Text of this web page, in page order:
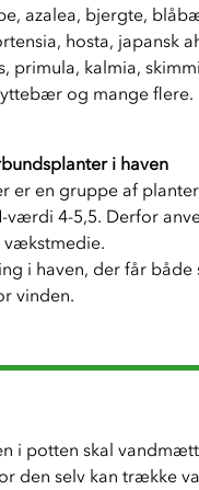
azalea, bjergte,
hosta, japansk
primula, kalmia,
og mange flere.
i haven
er en gruppe af
værdi 4-5,5. Derfor
vækstmedie.
i haven, der får både
vinden.
i potten skal
den selv kan trække